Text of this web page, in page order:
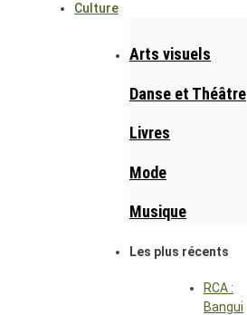
Culture
Arts visuels
Danse et Théâtre
Livres
Mode
Musique
Les plus récents
RCA :
Bangui